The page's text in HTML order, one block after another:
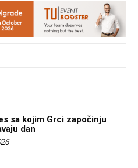
sa kojim Grci započinju
dan